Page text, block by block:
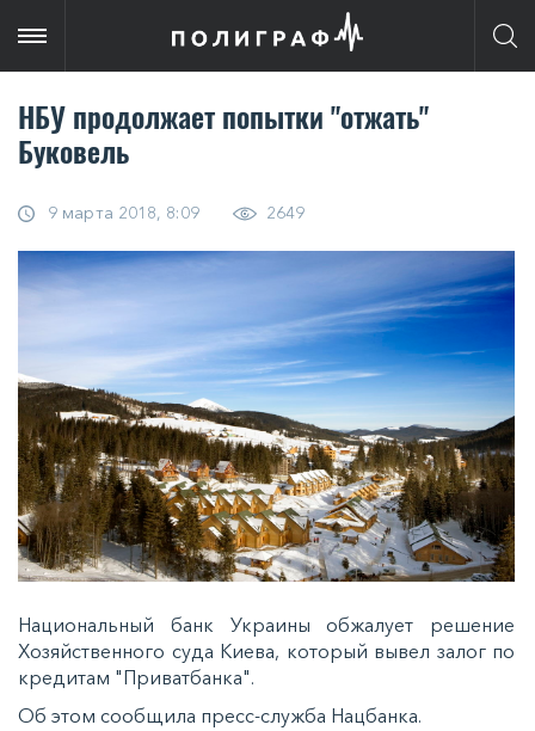
НБУ продолжает попытки "отжать"
Буковель
9 марта 2018, 8:09 2649
Национальный банк Украины обжалует решение
Хозяйственного суда Киева, который вывел залог по
кредитам "Приватбанка".
Об этом сообщила пресс-служба Нацбанка.